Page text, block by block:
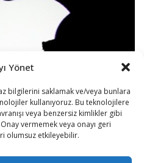
Yönet
bilgilerini saklamak ve/veya bunlara
kullanıyoruz. Bu teknolojilere
veya benzersiz kimlikler gibi
vermemek veya onayı geri
olumsuz etkileyebilir.
Apple’a 13 milyar avronun